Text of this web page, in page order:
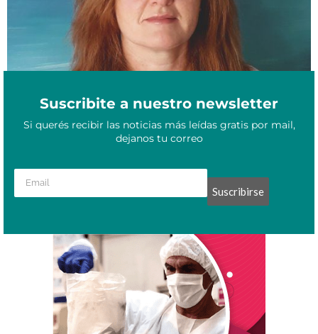
Suscribite a nuestro newsletter
Si querés recibir las noticias más leídas gratis por mail,
dejanos tu correo
Suscribirse